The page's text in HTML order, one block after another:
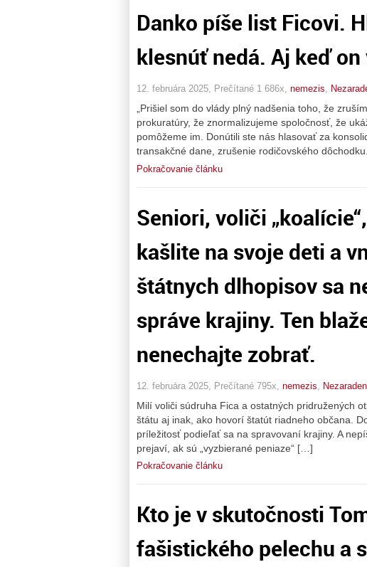
Danko píše list Ficovi.
klesnúť nedá. Aj keď
12. februára 2025, Prečítané 1 686x, nemezis,
„Prišiel som do vlády plný nadšenia toho, že
prokuratúry, že znormalizujeme spoločnosť, že
pomôžeme im. Donútili ste nás hlasovať za
transakčné dane, zrušenie rodičovského
Pokračovanie článku
Seniori, voliči
kašlite na svoje deti a
štátnych dlhopisov sa
správe krajiny. Ten
nenechajte zobrať.
12. februára 2025, Prečítané 795x, nemezis,
Milí voliči súdruha Fica a ostatných pridružených
štátu aj inak, ako hovorí štatút riadneho občana.
príležitosť podieľať sa na spravovaní krajiny. A
prejaví, ak sú „vyzbierané peniaze“ […]
Pokračovanie článku
Kto je v skutočnosti
fašistického pelechu a